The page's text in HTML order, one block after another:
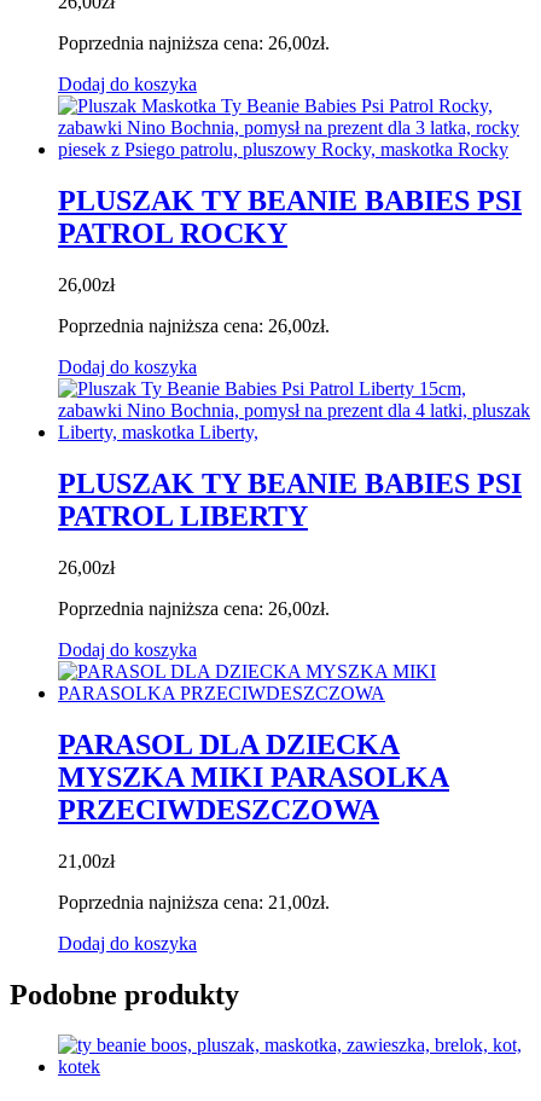
Poprzednia najniższa cena: 26,00zł.
Dodaj do koszyka
PLUSZAK TY BEANIE BABIES PSI
PATROL ROCKY
26,00zł
Poprzednia najniższa cena: 26,00zł.
Dodaj do koszyka
PLUSZAK TY BEANIE BABIES PSI
PATROL LIBERTY
26,00zł
Poprzednia najniższa cena: 26,00zł.
Dodaj do koszyka
PARASOL DLA DZIECKA
MYSZKA MIKI PARASOLKA
PRZECIWDESZCZOWA
21,00zł
Poprzednia najniższa cena: 21,00zł.
Dodaj do koszyka
Podobne produkty